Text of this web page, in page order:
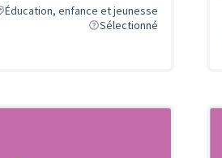
Éducation, enfance et jeunesse
Sélectionné